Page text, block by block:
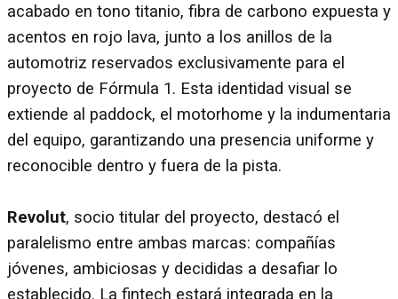
acabado en tono titanio, fibra de carbono expuesta y
acentos en rojo lava, junto a los anillos de la
automotriz reservados exclusivamente para el
proyecto de Fórmula 1. Esta identidad visual se
extiende al paddock, el motorhome y la indumentaria
del equipo, garantizando una presencia uniforme y
reconocible dentro y fuera de la pista.
Revolut, socio titular del proyecto, destacó el
paralelismo entre ambas marcas: compañías
jóvenes, ambiciosas y decididas a desafiar lo
establecido. La fintech estará integrada en la